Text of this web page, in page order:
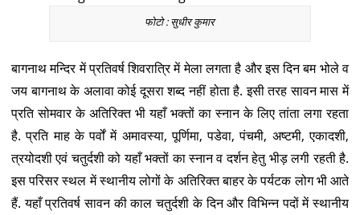
फोटो : सुधीर कुमार
बागनाथ मन्दिर में प्रतिवर्ष शिवरात्रि में मेला लगता है और इस दिन बम भोले व
जय बागनाथ के अलावा कोई दूसरा शब्द नहीं होता है. इसी तरह सावन मास में
प्रति सोमवार के अतिरिक्त भी यहाँ भक्तों का स्नान के लिए तांता लगा रहता
है. प्रति माह के पर्वों में अमावस्या, पूर्णिमा, पडेवा, पंचमी, अष्टमी, एकादशी,
त्रयोदशी एवं चतुर्दशी को यहाँ भक्तों का स्नान व दर्शन हेतु भीड़ लगी रहती है.
इस परिसर स्थल में स्थानीय लोगों के अतिरिक्त बाहर के पर्यटक लोग भी आते
हैं. यहाँ प्रतिवर्ष सावन की काल चतुर्दशी के दिन और विभिन्न पदों में स्थानीय